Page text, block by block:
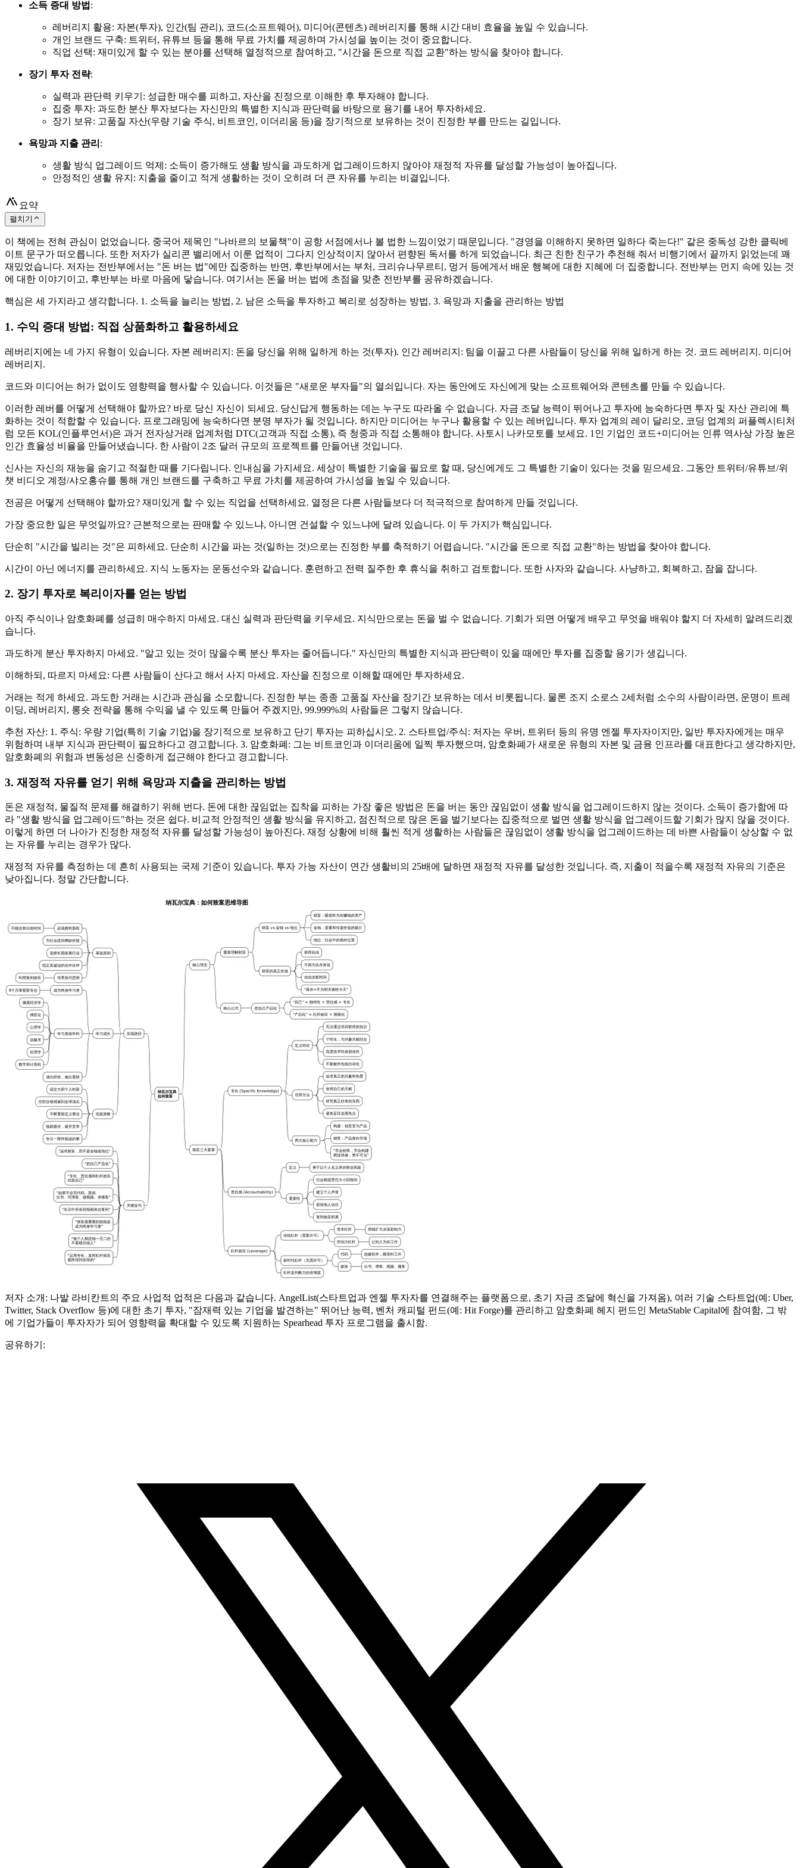
소득 증대 방법 :
레버리지 활용: 자본(투자), 인간(팀 관리), 코드(소프트웨어), 미디어(콘텐츠) 레버리지를 통해 시간 대비 효율을 높일 수 있습니다.
개인 브랜드 구축: 트위터, 유튜브 등을 통해 무료 가치를 제공하며 가시성을 높이는 것이 중요합니다.
직업 선택: 재미있게 할 수 있는 분야를 선택해 열정적으로 참여하고, "시간을 돈으로 직접 교환"하는 방식을 찾아야 합니다.
장기 투자 전략:
실력과 판단력 키우기: 성급한 매수를 피하고, 자산을 진정으로 이해한 후 투자해야 합니다.
집중 투자: 과도한 분산 투자보다는 자신만의 특별한 지식과 판단력을 바탕으로 용기를 내어 투자하세요.
장기 보유: 고품질 자산(우량 기술 주식, 비트코인, 이더리움 등)을 장기적으로 보유하는 것이 진정한 부를 만드는 길입니다.
욕망과 지출 관리 :
생활 방식 업그레이드 억제: 소득이 증가해도 생활 방식을 과도하게 업그레이드하지 않아야 재정적 자유를 달성할 가능성이 높아집니다.
안정적인 생활 유지: 지출을 줄이고 적게 생활하는 것이 오히려 더 큰 자유를 누리는 비결입니다.
요약
펼치기
이 책에는 전혀 관심이 없었습니다. 중국어 제목인 "나바르의 보물책"이 공항 서점에서나 볼 법한 느낌이었기 때문입니다. "경영을 이해하지 못하면 일하다 죽는다!" 같은 중독성 강한 클릭베
이트 문구가 떠오릅니다. 또한 저자가 실리콘 밸리에서 이룬 업적이 그다지 인상적이지 않아서 편향된 독서를 하게 되었습니다. 최근 친한 친구가 추천해 줘서 비행기에서 끝까지 읽었는데 꽤
재밌었습니다. 저자는 전반부에서는 "돈 버는 법"에만 집중하는 반면, 후반부에서는 부처, 크리슈나무르티, 멍거 등에게서 배운 행복에 대한 지혜에 더 집중합니다. 전반부는 먼지 속에 있는 것
에 대한 이야기이고, 후반부는 바로 마음에 닿습니다. 여기서는 돈을 버는 법에 초점을 맞춘 전반부를 공유하겠습니다.
핵심은 세 가지라고 생각합니다. 1. 소득을 늘리는 방법, 2. 남은 소득을 투자하고 복리로 성장하는 방법, 3. 욕망과 지출을 관리하는 방법
1. 수익 증대 방법: 직접 상품화하고 활용하세요
레버리지에는 네 가지 유형이 있습니다. 자본 레버리지: 돈을 당신을 위해 일하게 하는 것(투자). 인간 레버리지: 팀을 이끌고 다른 사람들이 당신을 위해 일하게 하는 것. 코드 레버리지. 미디어
레버리지.
코드와 미디어는 허가 없이도 영향력을 행사할 수 있습니다. 이것들은 "새로운 부자들"의 열쇠입니다. 자는 동안에도 자신에게 맞는 소프트웨어와 콘텐츠를 만들 수 있습니다.
이러한 레버를 어떻게 선택해야 할까요? 바로 당신 자신이 되세요. 당신답게 행동하는 데는 누구도 따라올 수 없습니다. 자금 조달 능력이 뛰어나고 투자에 능숙하다면 투자 및 자산 관리에 특
화하는 것이 적합할 수 있습니다. 프로그래밍에 능숙하다면 분명 부자가 될 것입니다. 하지만 미디어는 누구나 활용할 수 있는 레버입니다. 투자 업계의 레이 달리오, 코딩 업계의 퍼플렉시티처
럼 모든 KOL(인플루언서)은 과거 전자상거래 업계처럼 DTC(고객과 직접 소통), 즉 청중과 직접 소통해야 합니다. 사토시 나카모토를 보세요. 1인 기업인 코드+미디어는 인류 역사상 가장 높은
인간 효율성 비율을 만들어냈습니다. 한 사람이 2조 달러 규모의 프로젝트를 만들어낸 것입니다.
신사는 자신의 재능을 숨기고 적절한 때를 기다립니다. 인내심을 가지세요. 세상이 특별한 기술을 필요로 할 때, 당신에게도 그 특별한 기술이 있다는 것을 믿으세요. 그동안 트위터/유튜브/위
챗 비디오 계정/샤오홍슈를 통해 개인 브랜드를 구축하고 무료 가치를 제공하여 가시성을 높일 수 있습니다.
전공은 어떻게 선택해야 할까요? 재미있게 할 수 있는 직업을 선택하세요. 열정은 다른 사람들보다 더 적극적으로 참여하게 만들 것입니다.
가장 중요한 일은 무엇일까요? 근본적으로는 판매할 수 있느냐, 아니면 건설할 수 있느냐에 달려 있습니다. 이 두 가지가 핵심입니다.
단순히 "시간을 빌리는 것"은 피하세요. 단순히 시간을 파는 것(일하는 것)으로는 진정한 부를 축적하기 어렵습니다. "시간을 돈으로 직접 교환"하는 방법을 찾아야 합니다.
시간이 아닌 에너지를 관리하세요. 지식 노동자는 운동선수와 같습니다. 훈련하고 전력 질주한 후 휴식을 취하고 검토합니다. 또한 사자와 같습니다. 사냥하고, 회복하고, 잠을 잡니다.
2. 장기 투자로 복리이자를 얻는 방법
아직 주식이나 암호화폐를 성급히 매수하지 마세요. 대신 실력과 판단력을 키우세요. 지식만으로는 돈을 벌 수 없습니다. 기회가 되면 어떻게 배우고 무엇을 배워야 할지 더 자세히 알려드리겠
습니다.
과도하게 분산 투자하지 마세요. "알고 있는 것이 많을수록 분산 투자는 줄어듭니다." 자신만의 특별한 지식과 판단력이 있을 때에만 투자를 집중할 용기가 생깁니다.
이해하되, 따르지 마세요: 다른 사람들이 산다고 해서 사지 마세요. 자산을 진정으로 이해할 때에만 투자하세요.
거래는 적게 하세요. 과도한 거래는 시간과 관심을 소모합니다. 진정한 부는 종종 고품질 자산을 장기간 보유하는 데서 비롯됩니다. 물론 조지 소로스 2세처럼 소수의 사람이라면, 운명이 트레
이딩, 레버리지, 롱숏 전략을 통해 수익을 낼 수 있도록 만들어 주겠지만, 99.999%의 사람들은 그렇지 않습니다.
추천 자산: 1. 주식: 우량 기업(특히 기술 기업)을 장기적으로 보유하고 단기 투자는 피하십시오. 2. 스타트업/주식: 저자는 우버, 트위터 등의 유명 엔젤 투자자이지만, 일반 투자자에게는 매우
위험하며 내부 지식과 판단력이 필요하다고 경고합니다. 3. 암호화폐: 그는 비트코인과 이더리움에 일찍 투자했으며, 암호화폐가 새로운 유형의 자본 및 금융 인프라를 대표한다고 생각하지만,
암호화폐의 위험과 변동성은 신중하게 접근해야 한다고 경고합니다.
3. 재정적 자유를 얻기 위해 욕망과 지출을 관리하는 방법
돈은 재정적, 물질적 문제를 해결하기 위해 번다. 돈에 대한 끊임없는 집착을 피하는 가장 좋은 방법은 돈을 버는 동안 끊임없이 생활 방식을 업그레이드하지 않는 것이다. 소득이 증가함에 따
라 "생활 방식을 업그레이드"하는 것은 쉽다. 비교적 안정적인 생활 방식을 유지하고, 점진적으로 많은 돈을 벌기보다는 집중적으로 벌면 생활 방식을 업그레이드할 기회가 많지 않을 것이다.
이렇게 하면 더 나아가 진정한 재정적 자유를 달성할 가능성이 높아진다. 재정 상황에 비해 훨씬 적게 생활하는 사람들은 끊임없이 생활 방식을 업그레이드하는 데 바쁜 사람들이 상상할 수 없
는 자유를 누리는 경우가 많다.
재정적 자유를 측정하는 데 흔히 사용되는 국제 기준이 있습니다. 투자 가능 자산이 연간 생활비의 25배에 달하면 재정적 자유를 달성한 것입니다. 즉, 지출이 적을수록 재정적 자유의 기준은
낮아집니다. 정말 간단합니다.
저자 소개: 나발 라비칸트의 주요 사업적 업적은 다음과 같습니다. AngelList(스타트업과 엔젤 투자자를 연결해주는 플랫폼으로, 초기 자금 조달에 혁신을 가져옴), 여러 기술 스타트업(예: Uber,
Twitter, Stack Overflow 등)에 대한 초기 투자, "잠재력 있는 기업을 발견하는" 뛰어난 능력, 벤처 캐피털 펀드(예: Hit Forge)를 관리하고 암호화폐 헤지 펀드인 MetaStable Capital에 참여함, 그 밖
에 기업가들이 투자자가 되어 영향력을 확대할 수 있도록 지원하는 Spearhead 투자 프로그램을 출시함.
공유하기: